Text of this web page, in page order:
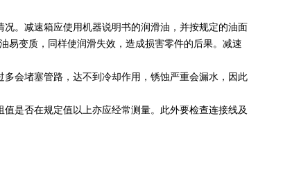
。减速箱应使用机器说明书的润滑油，并按规定的油面
易变质，同样使润滑失效，造成损害零件的后果。减速
会堵塞管路，达不到冷却作用，锈蚀严重会漏水，因此
是否在规定值以上亦应经常测量。此外要检查连接线及